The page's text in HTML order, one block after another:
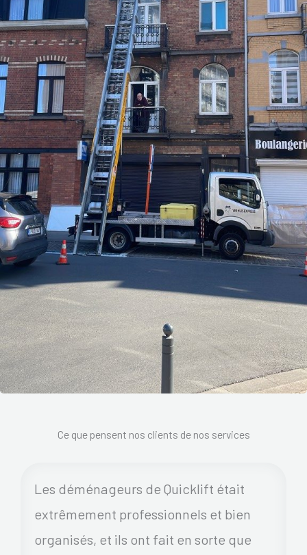
Ce que pensent nos clients de nos services
Les déménageurs de Quicklift était
extrêmement professionnels et bien
organisés, et ils ont fait en sorte que